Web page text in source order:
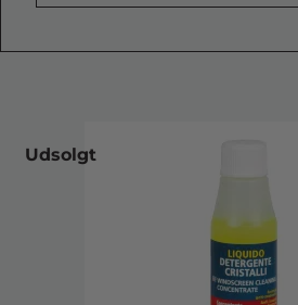
Udsolgt